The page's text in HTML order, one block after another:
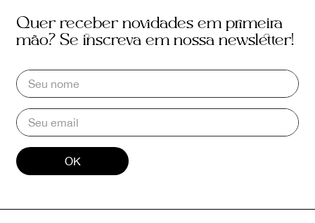
Quer receber novidades em primeira
mão? Se inscreva em nossa newsletter!
OK